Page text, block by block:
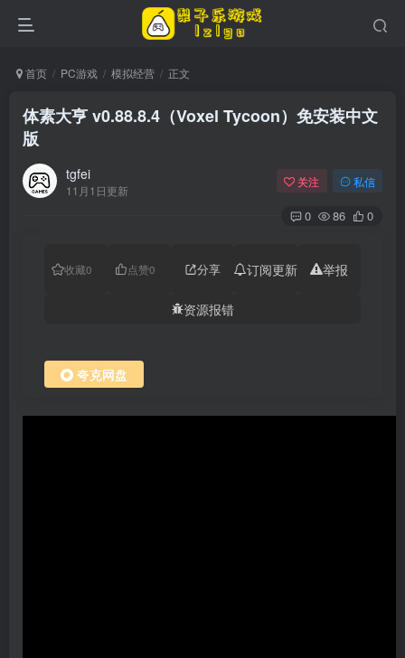
首页 PC游戏 模拟经营 正文
体素大亨 v0.88.8.4（Voxel Tycoon）免安装中文
版
tgfei
11月1日更新
关注 私信
0 86 0
收藏0 点赞0 分享 订阅更新 举报
资源报错
夸克网盘